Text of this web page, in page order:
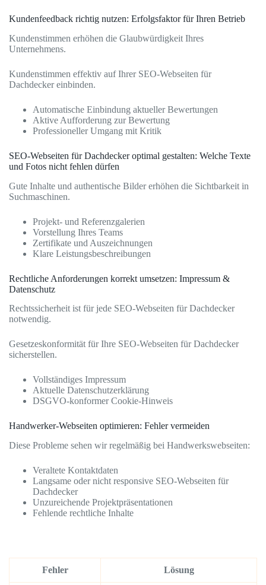
Kundenfeedback richtig nutzen: Erfolgsfaktor für Ihren Betrieb
Kundenstimmen erhöhen die Glaubwürdigkeit Ihres
Unternehmens.
Kundenstimmen effektiv auf Ihrer SEO-Webseiten für
Dachdecker einbinden.
Automatische Einbindung aktueller Bewertungen
Aktive Aufforderung zur Bewertung
Professioneller Umgang mit Kritik
SEO-Webseiten für Dachdecker optimal gestalten: Welche Texte
und Fotos nicht fehlen dürfen
Gute Inhalte und authentische Bilder erhöhen die Sichtbarkeit in
Suchmaschinen.
Projekt- und Referenzgalerien
Vorstellung Ihres Teams
Zertifikate und Auszeichnungen
Klare Leistungsbeschreibungen
Rechtliche Anforderungen korrekt umsetzen: Impressum &
Datenschutz
Rechtssicherheit ist für jede SEO-Webseiten für Dachdecker
notwendig.
Gesetzeskonformität für Ihre SEO-Webseiten für Dachdecker
sicherstellen.
Vollständiges Impressum
Aktuelle Datenschutzerklärung
DSGVO-konformer Cookie-Hinweis
Handwerker-Webseiten optimieren: Fehler vermeiden
Diese Probleme sehen wir regelmäßig bei Handwerkswebseiten:
Veraltete Kontaktdaten
Langsame oder nicht responsive SEO-Webseiten für
Dachdecker
Unzureichende Projektpräsentationen
Fehlende rechtliche Inhalte
Fehler Lösung